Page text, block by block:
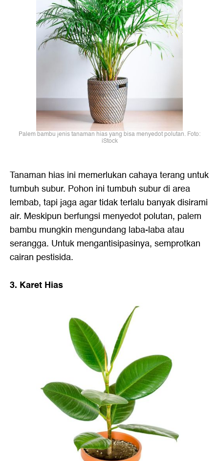
Palem bambu jenis tanaman hias yang bisa menyedot polutan. Foto:
iStock
Tanaman hias ini memerlukan cahaya terang untuk
tumbuh subur. Pohon ini tumbuh subur di area
lembab, tapi jaga agar tidak terlalu banyak disirami
air. Meskipun berfungsi menyedot polutan, palem
bambu mungkin mengundang laba-laba atau
serangga. Untuk mengantisipasinya, semprotkan
cairan pestisida.
3. Karet Hias